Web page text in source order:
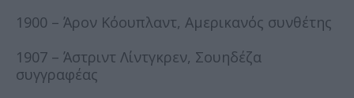
1900 – Άρον Κόουπλαντ, Αμερικανός συνθέτης
1907 – Άστριντ Λίντγκρεν, Σουηδέζα
συγγραφέας